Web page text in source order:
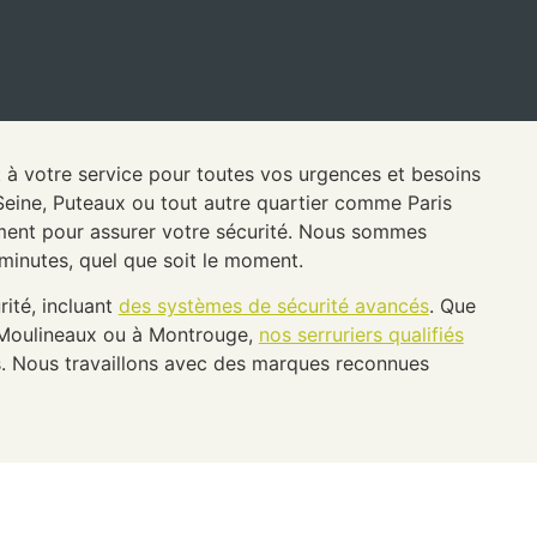
votre service pour toutes vos urgences et besoins
Puteaux ou tout autre quartier comme Paris
pour assurer votre sécurité. Nous sommes
quel que soit le moment.
incluant des systèmes de sécurité avancés. Que
ou à Montrouge, nos serruriers qualifiés
travaillons avec des marques reconnues